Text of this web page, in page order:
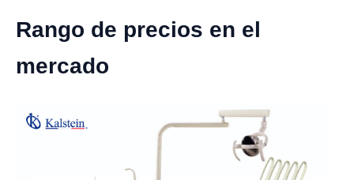
Rango de precios en el
mercado